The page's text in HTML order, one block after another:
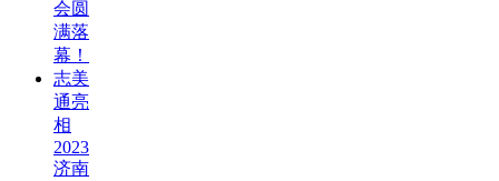
会圆
满落
幕！
志美
通亮
相
2023
济南